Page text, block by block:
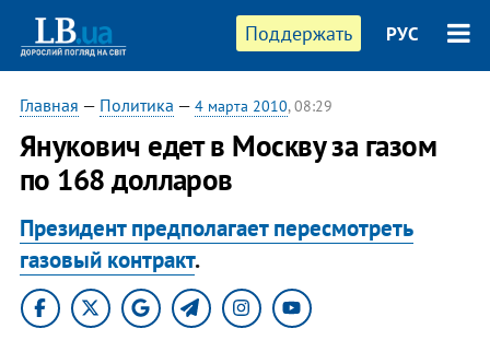
Поддержать РУС
Главная — Политика — 4 марта 2010, 08:29
Янукович едет в Москву за газом
по 168 долларов
Президент предполагает пересмотреть
газовый контракт.